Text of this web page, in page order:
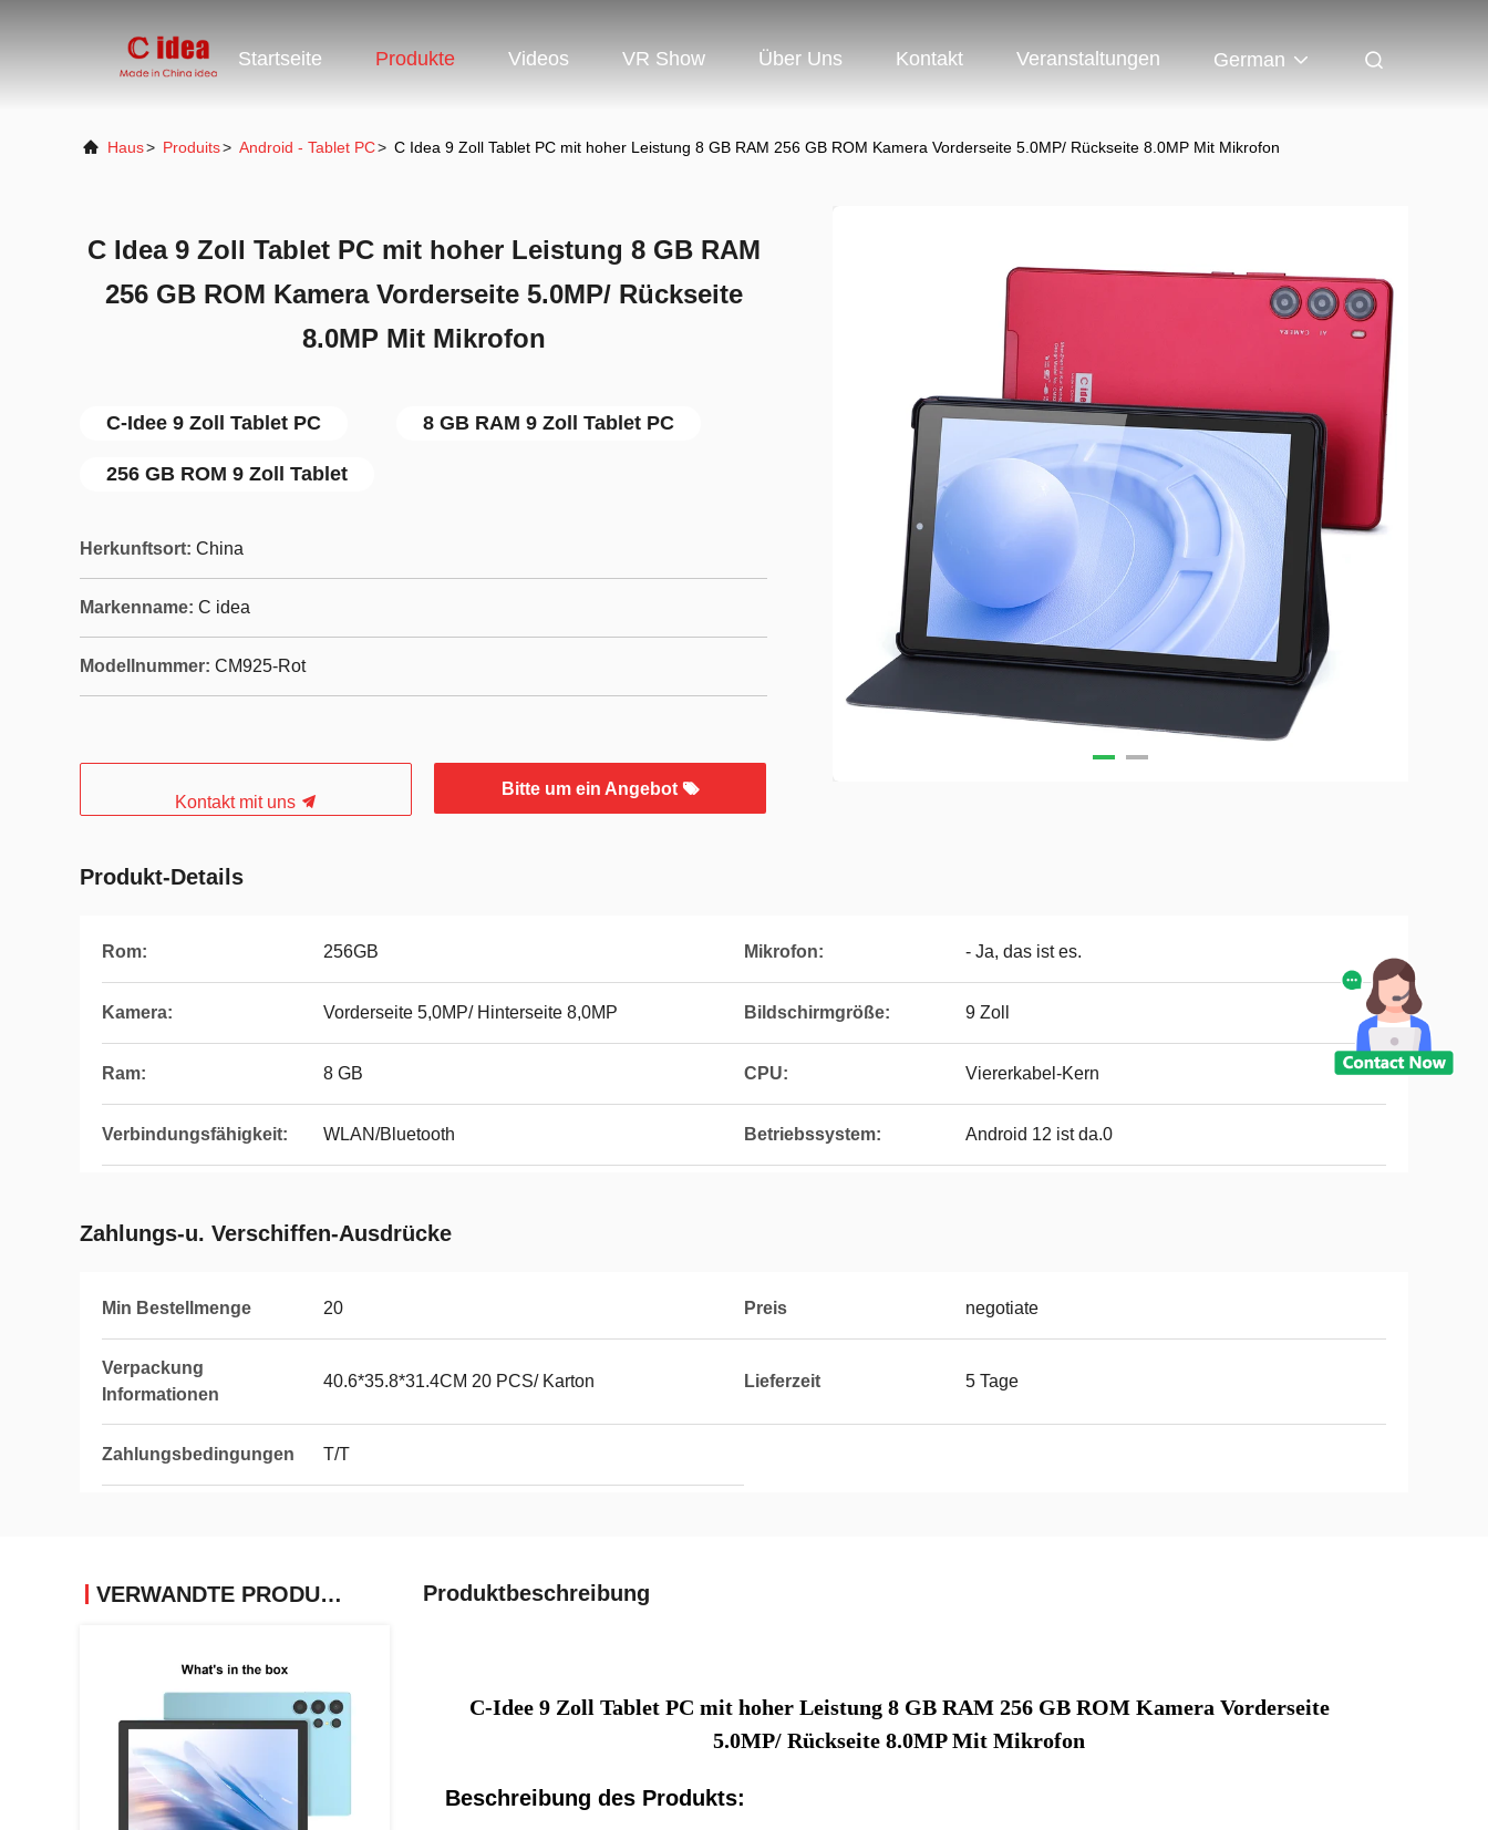
Startseite Produkte Videos VR Show Über Uns Kontakt Veranstaltungen German
Haus> Produits> Android - Tablet PC> C Idea 9 Zoll Tablet PC mit hoher Leistung 8 GB RAM 256 GB ROM Kamera Vorderseite 5.0MP/ Rückseite 8.0MP Mit Mikrofon
C Idea 9 Zoll Tablet PC mit hoher Leistung 8 GB RAM
256 GB ROM Kamera Vorderseite 5.0MP/ Rückseite
8.0MP Mit Mikrofon
C-Idee 9 Zoll Tablet PC 8 GB RAM 9 Zoll Tablet PC
256 GB ROM 9 Zoll Tablet
Herkunftsort: China
Markenname: C idea
Modellnummer: CM925-Rot
Kontakt mit uns
Bitte um ein Angebot
Produkt-Details
Rom: 256GB Mikrofon: - Ja, das ist es.
Kamera: Vorderseite 5,0MP/ Hinterseite 8,0MP Bildschirmgröße: 9 Zoll
Ram: 8 GB CPU: Viererkabel-Kern
Verbindungsfähigkeit: WLAN/Bluetooth Betriebssystem: Android 12 ist da.0
Zahlungs-u. Verschiffen-Ausdrücke
Min Bestellmenge 20 Preis negotiate
Verpackung
Informationen
40.6*35.8*31.4CM 20 PCS/ Karton Lieferzeit 5 Tage
Zahlungsbedingungen T/T
VERWANDTE PRODUKTE Produktbeschreibung
C-Idee 9 Zoll Tablet PC mit hoher Leistung 8 GB RAM 256 GB ROM Kamera Vorderseite
5.0MP/ Rückseite 8.0MP Mit Mikrofon
Beschreibung des Produkts: